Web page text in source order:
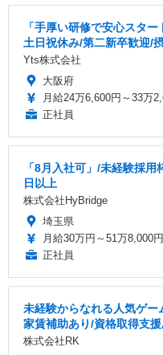
「手厚い研修で安心スタ
土日祝休み/第二新卒歓迎/
Yts株式会社
大阪府
月給24万6,600円～33万
正社員
「8月入社可」/未経験採
日以上
株式会社HyBridge
埼玉県
月給30万円～51万8,000円
正社員
未経験からなれる人気ゲー
家賃補助あり/資格取得支援
株式会社RK